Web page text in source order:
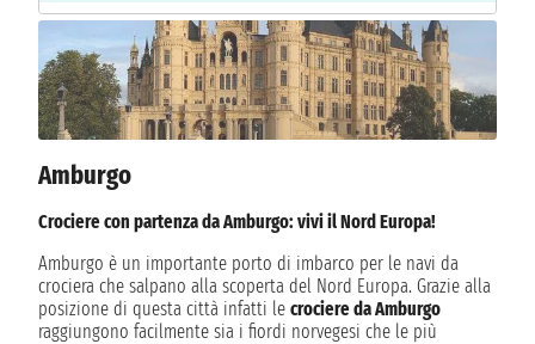
mercoledì 2 giugno 2027
08:00 - 18:00
LEKNES
giovedì 3 giugno 2027
20:00 - n.d.
HONNINGSVÅG
venerdì 4 giugno 2027
NAVIGAZIONE
domenica 6 giugno 2027
12:00 - 20:00
KRISTIANSAND
Amburgo
Crociere con partenza da Amburgo: vivi il Nord Europa!
Amburgo è un importante porto di imbarco per le navi da
crociera che salpano alla scoperta del Nord Europa. Grazie alla
posizione di questa città infatti le crociere da Amburgo
raggiungono facilmente sia i fiordi norvegesi che le più